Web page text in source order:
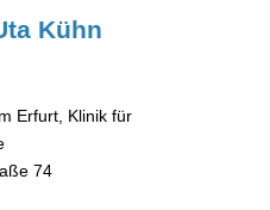
Kühn
Erfurt, Klinik für
74